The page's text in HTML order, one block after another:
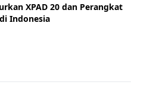
XPAD 20 dan Perangkat
Indonesia